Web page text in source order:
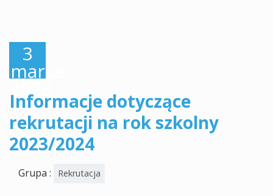
3
marca,
2023
Informacje dotyczące
rekrutacji na rok szkolny
2023/2024
Grupa : Rekrutacja